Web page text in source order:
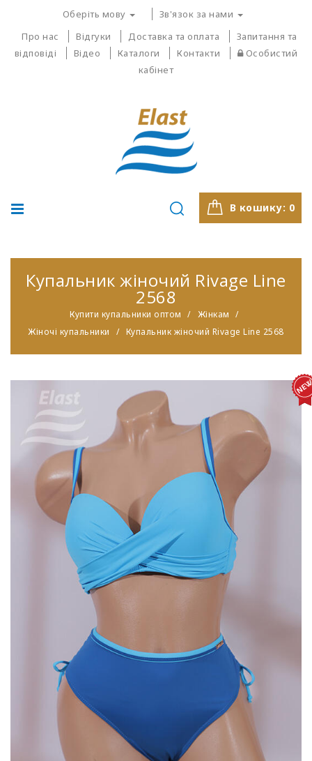
Оберіть мову
Зв'язок за нами
Про нас
Відгуки Доставка та оплата
Запитання та
відповіді
Відео Каталоги Контакти
Особистий
кабінет
В кошику: 0
Купальник жіночий Rivage Line
2568
Купити купальники оптом
Жінкам
Жіночі купальники
Купальник жіночий Rivage Line 2568